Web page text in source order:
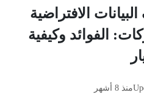
الافتراضية
الفوائد وكيفية
منذ 8 أشهر